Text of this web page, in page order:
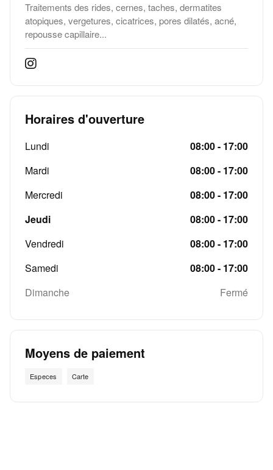
Traitements des rides, cernes, taches, dermatites
atopiques, vergetures, cicatrices, pores dilatés, acné,
repousse capillaire...
Horaires d'ouverture
Lundi
08:00 - 17:00
Mardi
08:00 - 17:00
Mercredi
08:00 - 17:00
Jeudi
08:00 - 17:00
Vendredi
08:00 - 17:00
Samedi
08:00 - 17:00
Dimanche
Fermé
Moyens de paiement
Especes Carte